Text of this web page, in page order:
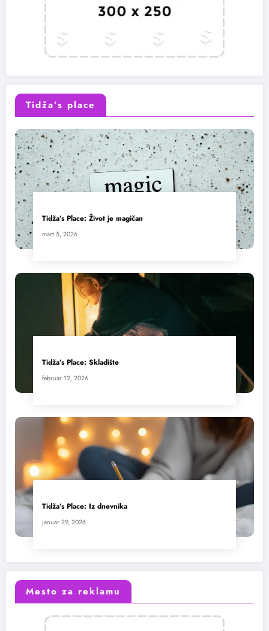
Tidža’s place
Tidža’s Place: Život je magičan
mart 5, 2026
Tidža’s Place: Skladište
februar 12, 2026
Tidža’s Place: Iz dnevnika
januar 29, 2026
Mesto za reklamu